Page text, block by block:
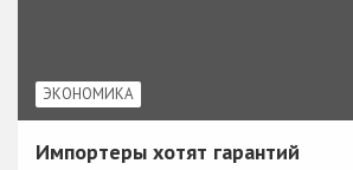
ЭКОНОМИКА
Импортеры хотят гарантий